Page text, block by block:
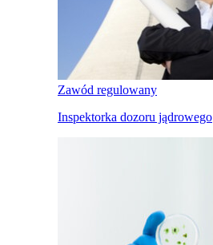
Zawód regulowany
Inspektorka dozoru jądrowego